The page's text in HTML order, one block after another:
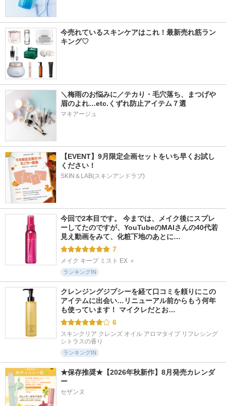
今売れているスキンケアはこれ！最新売れ筋ラン
キング♡
＼梅雨のお悩みに／テカり・毛穴落ち、まつげや
眉のよれ…etc.くずれ防止アイテム７選
マキアージュ
【EVENT】9月限定企画セットをいち早くお試し
ください！
SKIN＆LAB(スキンアンドラブ)
今回で2本目です。 今までは、メイク後にスプレ
ーしてたのですが、YouTubeのMAIさんの40代若
見え動画をみて、化粧下地のあとに…
7
メイク キープ ミスト EX ＋
ランキングIN
クレンジングジプシーを経て口コミを頼りにこの
アイテムに出会い…リニューアル前からもう何年
も使っています！ マイクレだとお…
6
スキンクリア クレンズ オイル アロマタイプ リフレシング
シトラスの香り
ランキングIN
★保存推奨★【2026年秋新作】8月発売カレンダ
ー
セザンヌ